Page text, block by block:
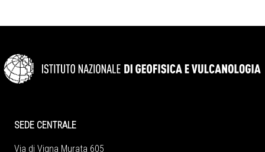
SEDE CENTRALE
Via di Vigna Murata 605